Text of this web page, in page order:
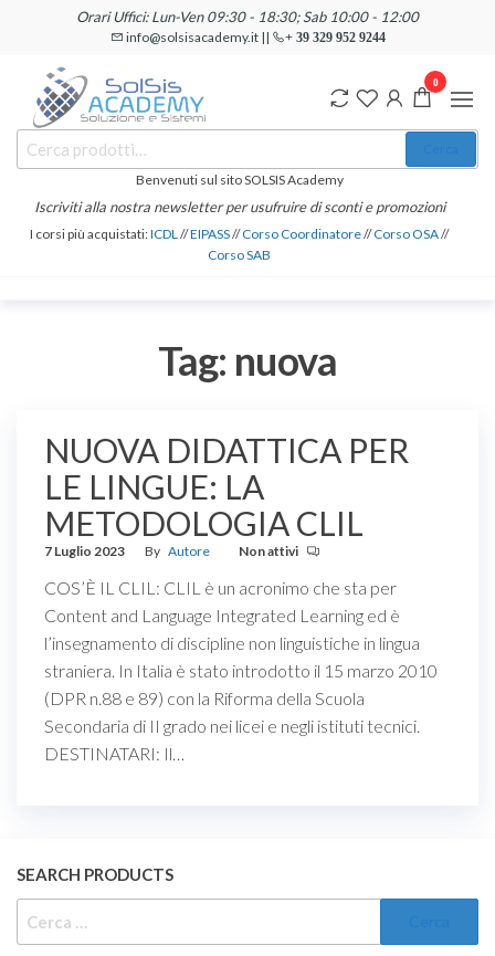
contenuto
Orari Uffici: Lun-Ven 09:30 - 18:30; Sab 10:00 - 12:00
info@solsisacademy.it || + 39 329 952 9244
SOLSIS
Academy
Corsi e
Certificazioni
Linguistiche
Benvenuti sul sito SOLSIS Academy
Iscriviti alla nostra newsletter per usufruire di sconti e promozioni
I corsi più acquistati:ICDL//EIPASS//Corso Coordinatore//Corso OSA//
Corso SAB
0
Tag: nuova
NUOVA DIDATTICA PER
LE LINGUE: LA
METODOLOGIA CLIL
7 Luglio 2023 By Autore Non attivi
COS’È IL CLIL: CLIL è un acronimo che sta per
Content and Language Integrated Learning ed è
l’insegnamento di discipline non linguistiche in lingua
straniera. In Italia è stato introdotto il 15 marzo 2010
(DPR n.88 e 89) con la Riforma della Scuola
Secondaria di II grado nei licei e negli istituti tecnici.
DESTINATARI: Il…
SEARCH PRODUCTS